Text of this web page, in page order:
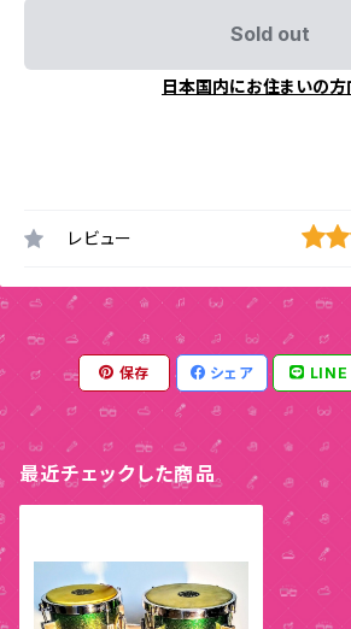
Sold out
日本国内にお住まいの方
レビュー
保存 シェア LINE
最近チェックした商品